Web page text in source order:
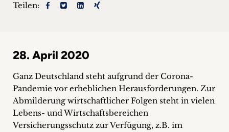
News
Events
+
Karriere
+
Teilen:
28. April 2020
Ganz Deutschland steht aufgrund der Corona-
Pandemie vor erheblichen Herausforderungen. Zur
Abmilderung wirtschaftlicher Folgen steht in vielen
Lebens- und Wirtschaftsbereichen
Versicherungsschutz zur Verfügung, z.B. im